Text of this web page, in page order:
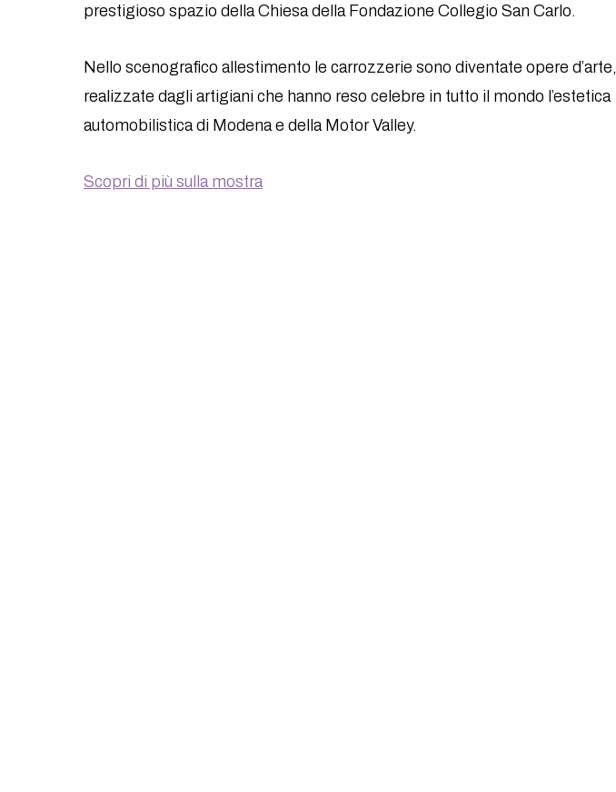
prestigioso spazio della Chiesa della Fondazione Collegio San Carlo.
Nello scenografico allestimento le carrozzerie sono diventate opere d’arte,
realizzate dagli artigiani che hanno reso celebre in tutto il mondo l’estetica
automobilistica di Modena e della Motor Valley.
Scopri di più sulla mostra